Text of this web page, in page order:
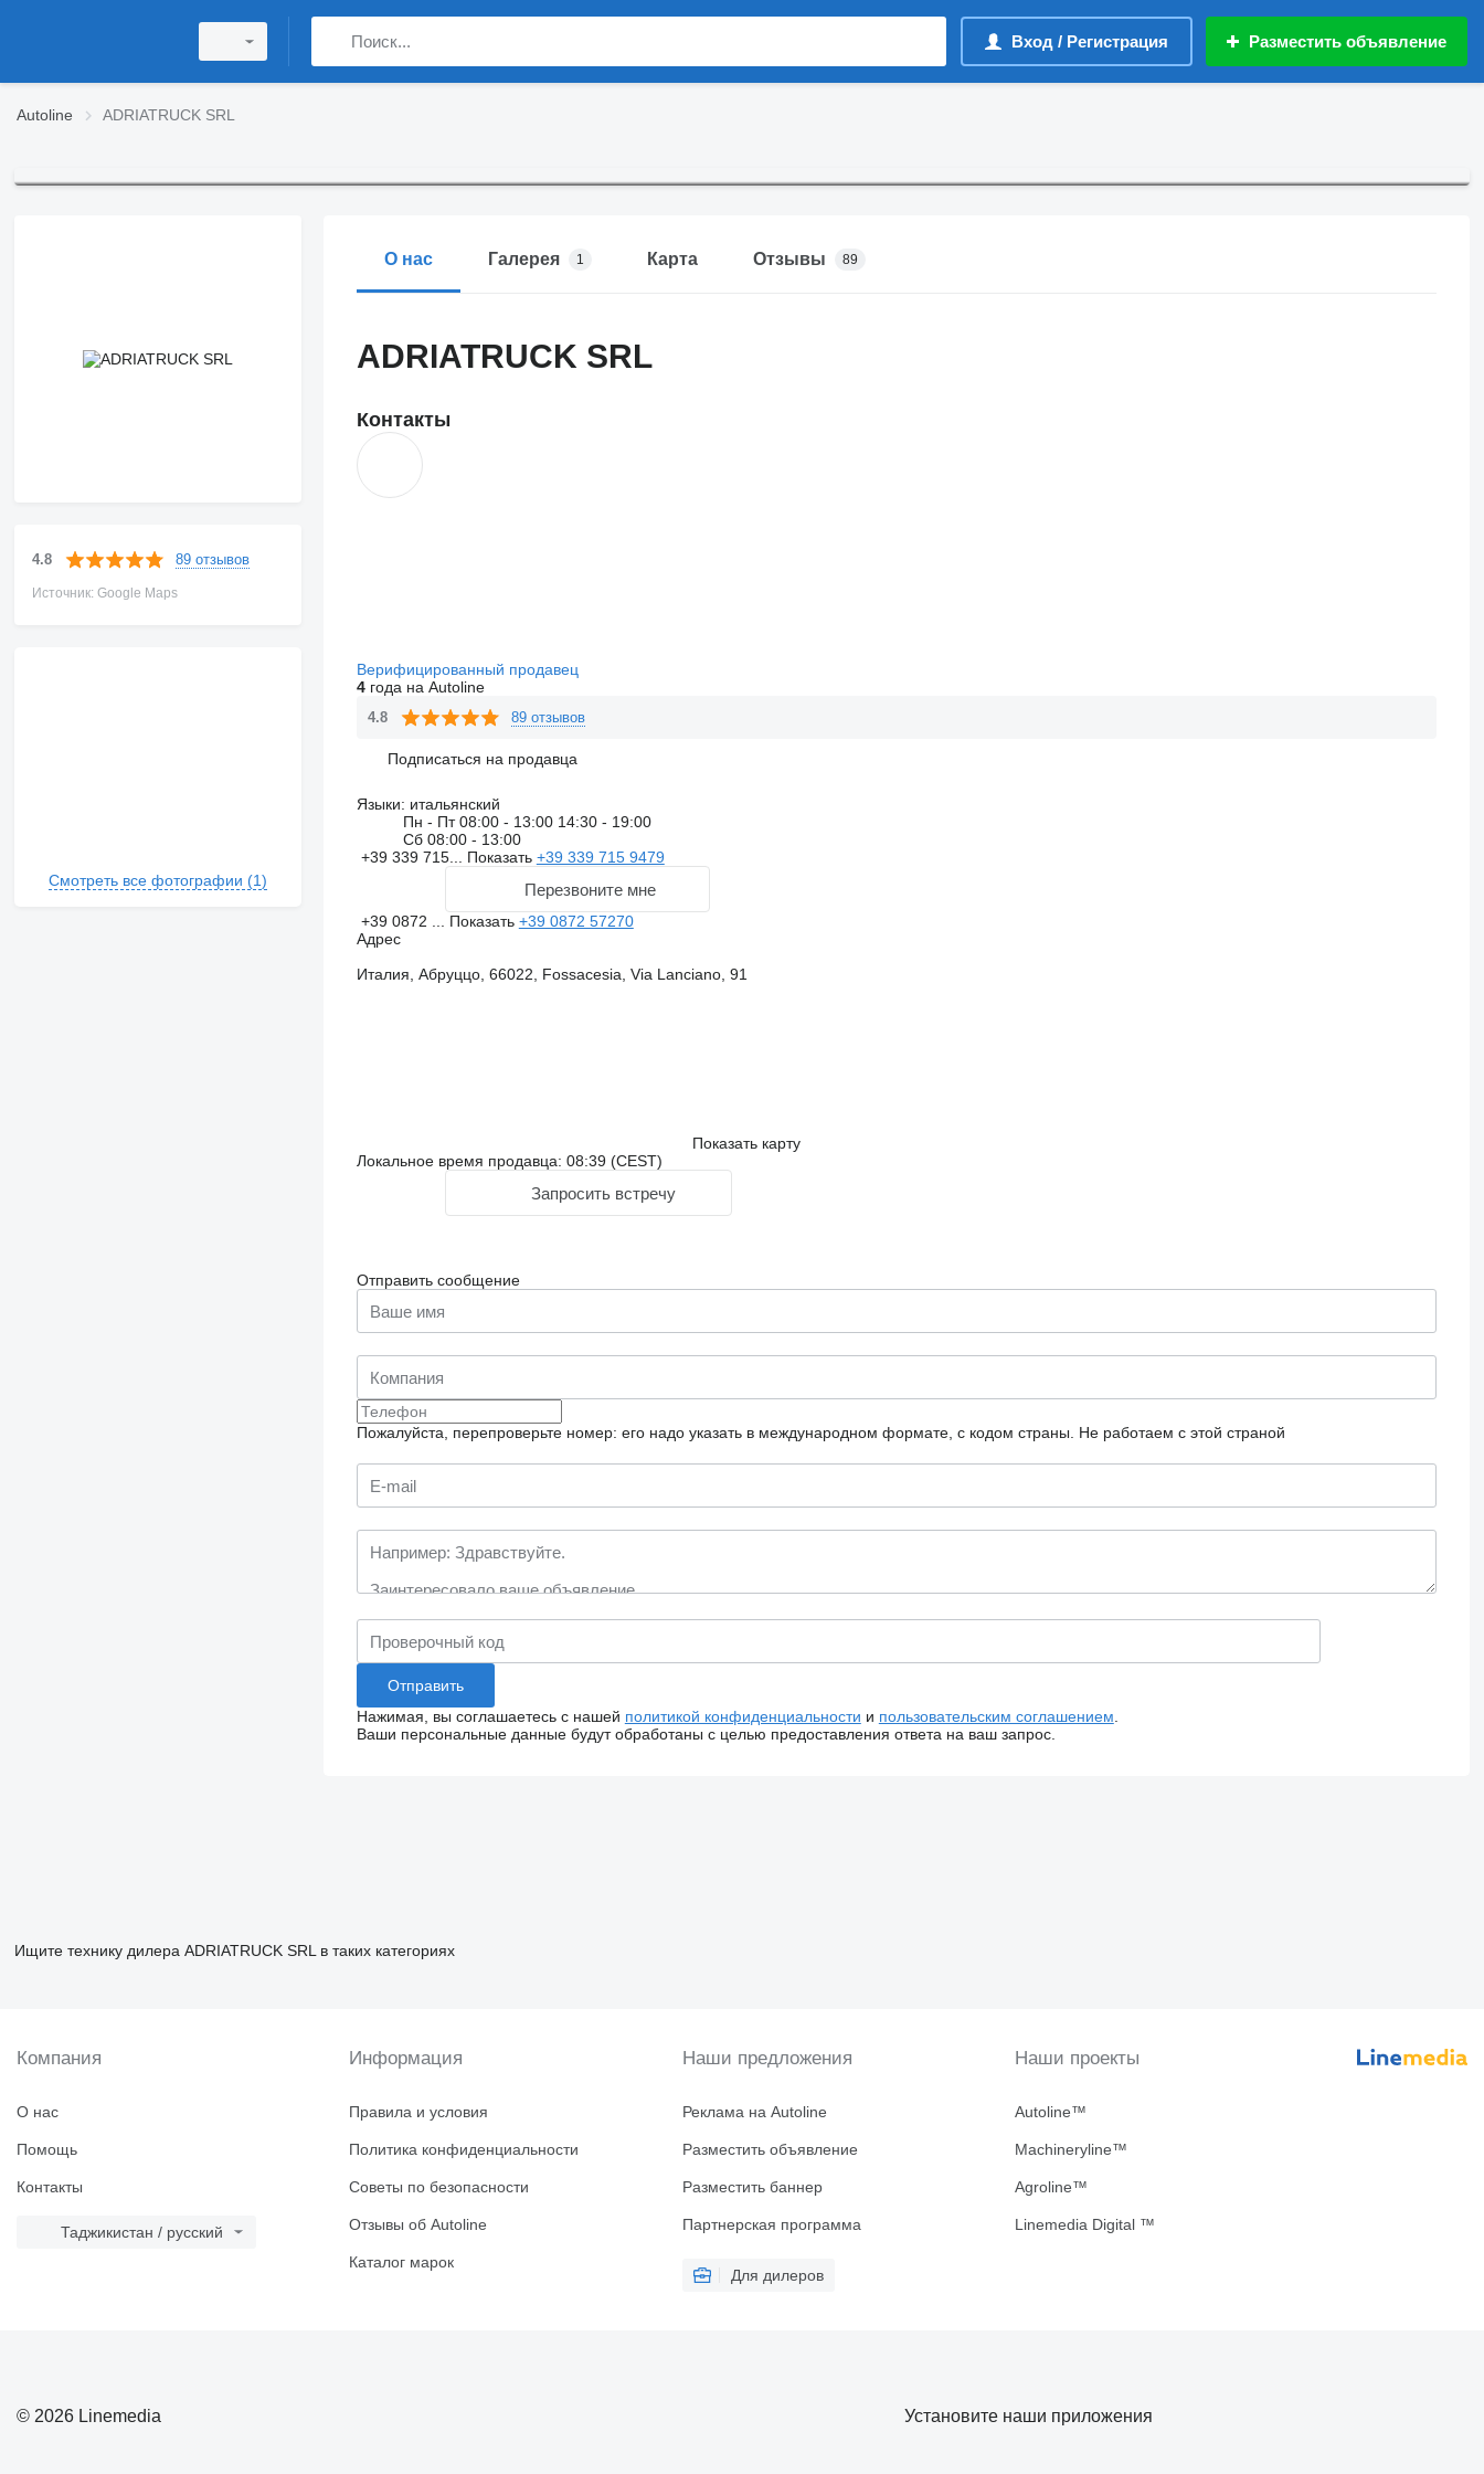
Вход / Регистрация Разместить объявление
Autoline ADRIATRUCK SRL
4.8 89 отзывов
Источник: Google Maps
Смотреть все фотографии (1)
О нас Галерея 1 Карта Отзывы 89
ADRIATRUCK SRL
Контакты
Верифицированный продавец
4года на Autoline
4.8 89 отзывов
Подписаться на продавца
Языки: итальянский
Пн - Пт08:00 - 13:00 14:30 - 19:00
Сб 08:00 - 13:00
+39 339 715... Показать +39 339 715 9479
Перезвоните мне
+39 0872 ... Показать +39 0872 57270
Адрес
Италия, Абруццо, 66022, Fossacesia, Via Lanciano, 91
Показать карту
Локальное время продавца: 08:39 (CEST)
Запросить встречу
Отправить сообщение
Пожалуйста, перепроверьте номер: его надо указать в международном формате, с кодом страны. Не работаем с этой страной
Нажимая, вы соглашаетесь с нашей политикой конфиденциальности и пользовательским соглашением
Ваши персональные данные будут обработаны с целью предоставления ответа на ваш запрос.
Ищите технику дилера ADRIATRUCK SRL в таких категориях
Компания
О нас
Помощь
Контакты
Таджикистан / русский
Информация
Правила и условия
Политика конфиденциальности
Советы по безопасности
Отзывы об Autoline
Каталог марок
Наши предложения
Реклама на Autoline
Разместить объявление
Разместить баннер
Партнерская программа
Для дилеров
Наши проекты
Autoline™
Machineryline™
Agroline™
Linemedia Digital ™
© 2026 Linemedia Установите наши приложения